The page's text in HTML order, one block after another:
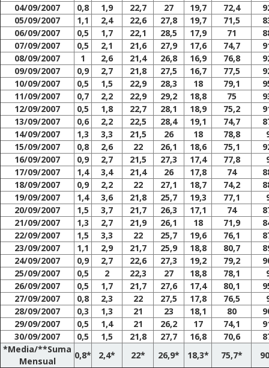
04/09/2007
0,8 1,9 22,7 27 19,7 72,4
05/09/2007
1,1 2,4 22,6 27,8 19,7 71,5
06/09/2007
0,5 1,7 22,1 28,5 17,9 71
07/09/2007
0,5 2,1 21,6 27,9 17,6 74,7
08/09/2007
1 2,6 21,4 26,8 16,9 76,8
09/09/2007
0,9 2,7 21,8 27,5 16,7 77,5
10/09/2007
0,5 1,5 22,9 28,3 18 79,1
11/09/2007
0,7 2,2 22,9 29,2 18,8 75
12/09/2007
0,5 1,8 22,7 28,1 18,9 75,2
13/09/2007
0,6 2,2 22,5 28,4 19,1 74,7
14/09/2007
1,3 3,3 21,5 26 18 78,8
15/09/2007
0,8 2,6 22 26,1 18,6 75,1
16/09/2007
0,9 2,7 21,5 27,3 17,4 77,8
17/09/2007
1,4 3,4 21,4 26 17,8 74
18/09/2007
0,9 2,2 22 27,1 18,7 74,2
19/09/2007
1,4 3,6 21,8 25,7 19,3 77,1
20/09/2007
1,5 3,7 21,7 26,3 17,1 74
21/09/2007
1,3 2,7 21,9 26,1 18 71,9
22/09/2007
1,5 3,3 22 25,7 19,6 76,1
23/09/2007
1,1 2,9 21,7 25,9 18,8 80,7
24/09/2007
0,9 2,7 22,6 27,3 19,2 79,2
25/09/2007
0,5 2 22,3 27 18,8 78,1
26/09/2007
0,5 1,7 21,7 27,6 17,4 80,1
27/09/2007
0,8 2,3 22 27,5 17,8 76,5
28/09/2007
0,3 1,3 21 23 18,1 80
29/09/2007
0,5 1,4 21 26,2 17 74,1
30/09/2007
0,5 1,5 21,8 27,7 16,8 70,6
*Media/**Suma
Mensual
0,8* 2,4* 22* 26,9* 18,3* 75,7*